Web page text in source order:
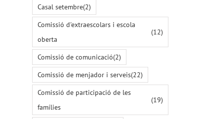
Casal setembre(2)
Comissió d'extraescolars i escola
oberta
(12)
Comissió de comunicació(2)
Comissió de menjador i serveis(22)
Comissió de participació de les
famílies
(19)